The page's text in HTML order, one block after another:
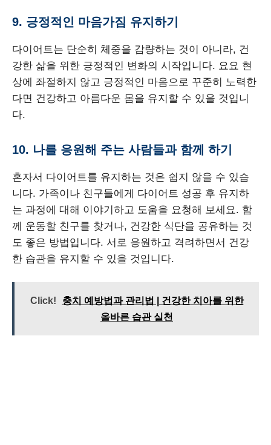
9. 긍정적인 마음가짐 유지하기
다이어트는 단순히 체중을 감량하는 것이 아니라, 건
강한 삶을 위한 긍정적인 변화의 시작입니다. 요요 현
상에 좌절하지 않고 긍정적인 마음으로 꾸준히 노력한
다면 건강하고 아름다운 몸을 유지할 수 있을 것입니
다.
10. 나를 응원해 주는 사람들과 함께 하기
혼자서 다이어트를 유지하는 것은 쉽지 않을 수 있습
니다. 가족이나 친구들에게 다이어트 성공 후 유지하
는 과정에 대해 이야기하고 도움을 요청해 보세요. 함
께 운동할 친구를 찾거나, 건강한 식단을 공유하는 것
도 좋은 방법입니다. 서로 응원하고 격려하면서 건강
한 습관을 유지할 수 있을 것입니다.
Click!
충치 예방법과 관리법 | 건강한 치아를 위한
올바른 습관 실천